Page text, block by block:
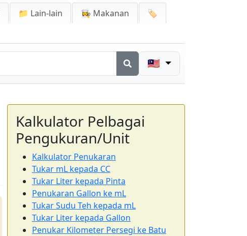
📁 Lain-lain 👩‍🍳 Makanan
🏷️
🇲🇾
Kalkulator Pelbagai
Pengukuran/Unit
Kalkulator Penukaran
Tukar mL kepada CC
Tukar Liter kepada Pinta
Penukaran Gallon ke mL
Tukar Sudu Teh kepada mL
Tukar Liter kepada Gallon
Penukar Kilometer Persegi ke Batu